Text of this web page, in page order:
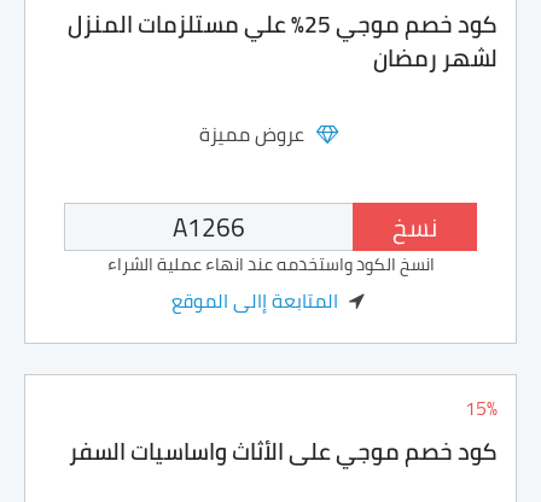
كود خصم موجي 25% علي مستلزمات المنزل
لشهر رمضان
عروض مميزة
نسخ
انسخ الكود واستخدمه عند انهاء عملية الشراء
المتابعة إالى الموقع
15%
كود خصم موجي على الأثاث واساسيات السفر